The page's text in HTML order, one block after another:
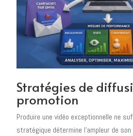
Stratégies de
promotion
Produire une vidéo exceptionnelle ne
stratégique détermine l'ampleur de